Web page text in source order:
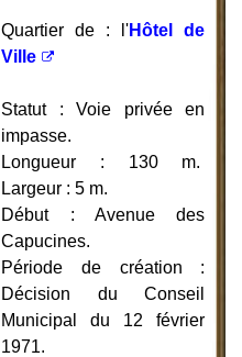
Quartier de : l'Hôtel de
Ville
Statut : Voie privée en
impasse.
Longueur : 130 m.
Largeur : 5 m.
Début : Avenue des
Capucines.
Période de création :
Décision du Conseil
Municipal du 12 février
1971.